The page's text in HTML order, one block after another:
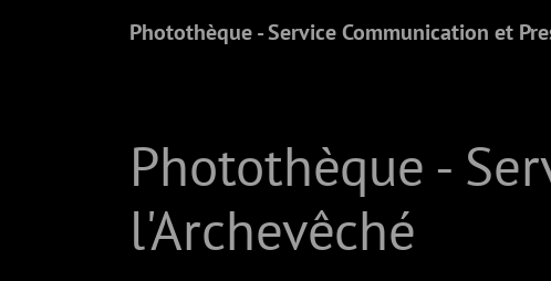
Photothèque - Service Communication et
Photothèque -
l'Archevêché